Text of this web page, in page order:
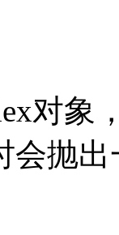
对象
会抛